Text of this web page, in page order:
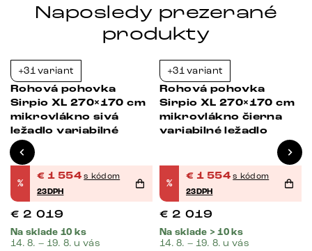
Naposledy prezerané
produkty
+31 variant
Rohová pohovka
Sirpio XL 270×170 cm
mikrovlákno sivá
ležadlo variabilné
%
€ 1 554 s kódom
23DPH
€ 2 019
Na sklade 10 ks
14. 8. – 19. 8. u vás
Bestseller
+31 variant
Rohová pohovka
Sirpio XL 270×170 cm
mikrovlákno čierna
variabilné ležadlo
%
€ 1 554 s kódom
23DPH
€ 2 019
Na sklade > 10 ks
14. 8. – 19. 8. u vás